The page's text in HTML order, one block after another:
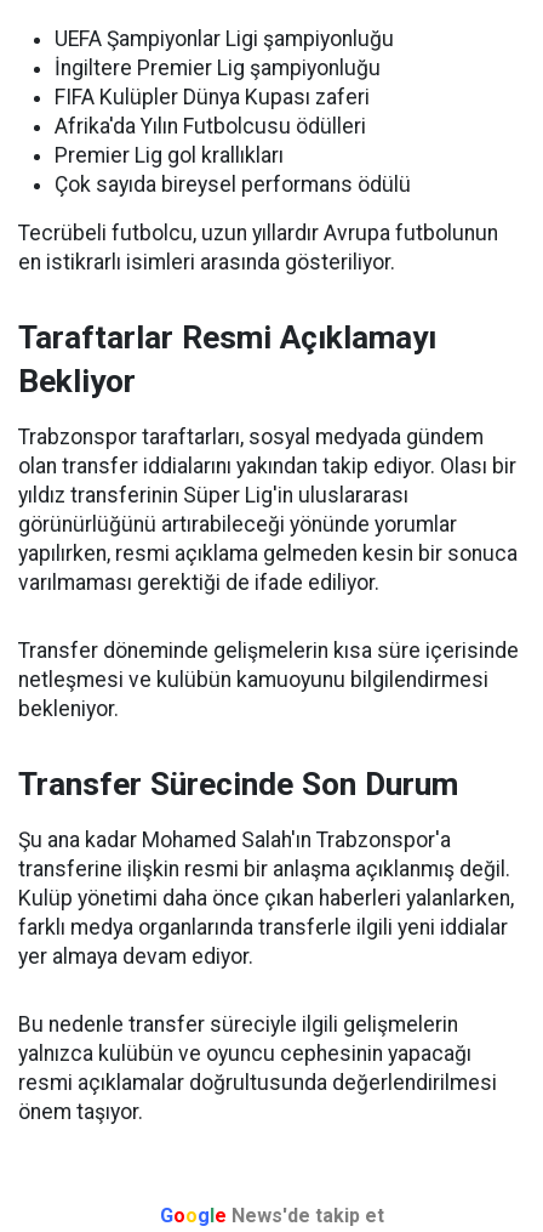
UEFA Şampiyonlar Ligi şampiyonluğu
İngiltere Premier Lig şampiyonluğu
FIFA Kulüpler Dünya Kupası zaferi
Afrika'da Yılın Futbolcusu ödülleri
Premier Lig gol krallıkları
Çok sayıda bireysel performans ödülü
Tecrübeli futbolcu, uzun yıllardır Avrupa futbolunun
en istikrarlı isimleri arasında gösteriliyor.
Taraftarlar Resmi Açıklamayı
Bekliyor
Trabzonspor taraftarları, sosyal medyada gündem
olan transfer iddialarını yakından takip ediyor. Olası bir
yıldız transferinin Süper Lig'in uluslararası
görünürlüğünü artırabileceği yönünde yorumlar
yapılırken, resmi açıklama gelmeden kesin bir sonuca
varılmaması gerektiği de ifade ediliyor.
Transfer döneminde gelişmelerin kısa süre içerisinde
netleşmesi ve kulübün kamuoyunu bilgilendirmesi
bekleniyor.
Transfer Sürecinde Son Durum
Şu ana kadar Mohamed Salah'ın Trabzonspor'a
transferine ilişkin resmi bir anlaşma açıklanmış değil.
Kulüp yönetimi daha önce çıkan haberleri yalanlarken,
farklı medya organlarında transferle ilgili yeni iddialar
yer almaya devam ediyor.
Bu nedenle transfer süreciyle ilgili gelişmelerin
yalnızca kulübün ve oyuncu cephesinin yapacağı
resmi açıklamalar doğrultusunda değerlendirilmesi
önem taşıyor.
Google News'de takip et